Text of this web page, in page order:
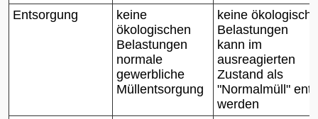
Entsorgung
keine
ökologischen
Belastungen
normale
gewerbliche
Müllentsorgung
keine ökologische
Belastungen
kann im
ausreagierten
Zustand als
"Normalmüll"
werden